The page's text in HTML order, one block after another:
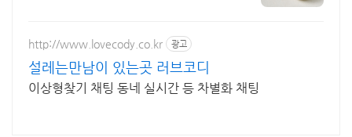
http://www.lovecody.co.kr 광고
설레는만남이 있는곳 러브코디
이상형찾기 채팅 동네 실시간 등 차별화 채팅